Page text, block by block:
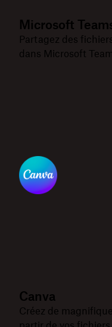
Microsoft
Partagez des
dans Microsoft
Canva
Créez de